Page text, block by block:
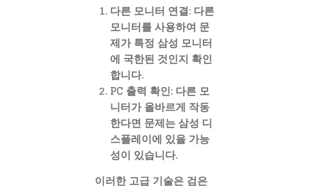
다른 모니터 연결: 다른
모니터를 사용하여 문
제가 특정 삼성 모니터
에 국한된 것인지 확인
합니다.
PC 출력 확인: 다른 모
니터가 올바르게 작동
한다면 문제는 삼성 디
스플레이에 있을 가능
성이 있습니다.
이러한 고급 기술은 검은